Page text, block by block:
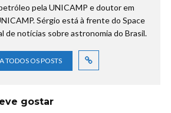
pela UNICAMP e doutor em
Sérgio está à frente do Space
de notícias sobre astronomia do Brasil.
TODOS OS POSTS
gostar